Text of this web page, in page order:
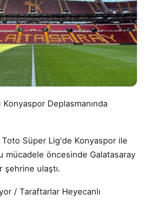
Deplasmanında
Toto Süper Lig'de Konyaspor ile
mücadele öncesinde Galatasaray
şehrine ulaştı.
/ Taraftarlar Heyecanlı